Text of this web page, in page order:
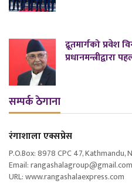
द्रूतमार्गको प्रवेश
प्रधानमन्त्रीद्वारा
सम्पर्क ठेगाना
रंगाशाला एक्सप्रेस
P.O.Box: 8978 CPC 47, Kathmandu,
Email: rangashalagroup@gmail.com
URL: www.rangashalaexpress.com